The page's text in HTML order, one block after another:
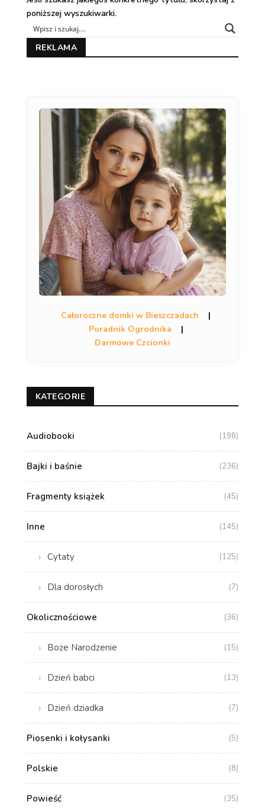
poniższej wyszukiwarki.
REKLAMA
Całoroczne domki w Bieszczadach
|
Poradnik Ogrodnika
|
Darmowe Czcionki
KATEGORIE
Audiobooki (198)
Bajki i baśnie (236)
Fragmenty książek (45)
Inne (145)
Cytaty (125)
Dla dorosłych (7)
Okolicznościowe (36)
Boże Narodzenie (15)
Dzień babci (13)
Dzień dziadka (7)
Piosenki i kołysanki (5)
Polskie (8)
Powieść (35)